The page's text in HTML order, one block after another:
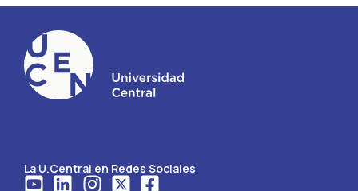
La U.Central en Redes Sociales